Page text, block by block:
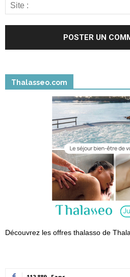
Thalasseo.com
Découvrez les offres thalasso de